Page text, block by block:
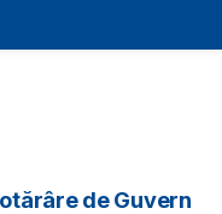
de Guvern